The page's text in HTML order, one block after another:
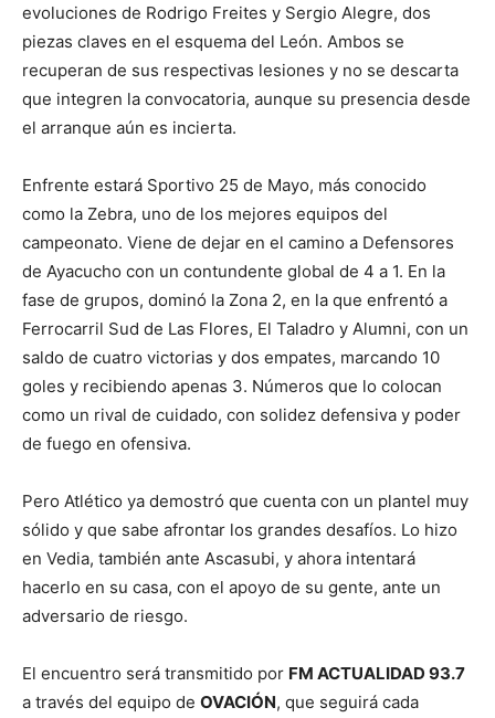
evoluciones de Rodrigo Freites y Sergio Alegre, dos
piezas claves en el esquema del León. Ambos se
recuperan de sus respectivas lesiones y no se descarta
que integren la convocatoria, aunque su presencia desde
el arranque aún es incierta.
Enfrente estará Sportivo 25 de Mayo, más conocido
como la Zebra, uno de los mejores equipos del
campeonato. Viene de dejar en el camino a Defensores
de Ayacucho con un contundente global de 4 a 1. En la
fase de grupos, dominó la Zona 2, en la que enfrentó a
Ferrocarril Sud de Las Flores, El Taladro y Alumni, con un
saldo de cuatro victorias y dos empates, marcando 10
goles y recibiendo apenas 3. Números que lo colocan
como un rival de cuidado, con solidez defensiva y poder
de fuego en ofensiva.
Pero Atlético ya demostró que cuenta con un plantel muy
sólido y que sabe afrontar los grandes desafíos. Lo hizo
en Vedia, también ante Ascasubi, y ahora intentará
hacerlo en su casa, con el apoyo de su gente, ante un
adversario de riesgo.
El encuentro será transmitido por FM ACTUALIDAD 93.7
a través del equipo de OVACIÓN, que seguirá cada